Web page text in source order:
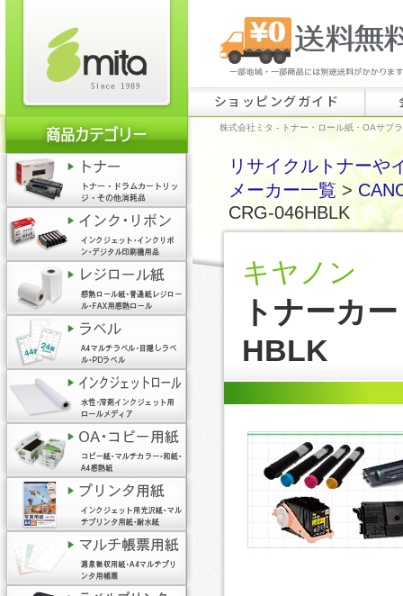
ショッピングガイド
株式会社ミタ - トナー・ロール紙・OAサプ
リサイクルトナーや
メーカー一覧 >
CRG-046HBLK
キヤノン
トナーカ
HBLK